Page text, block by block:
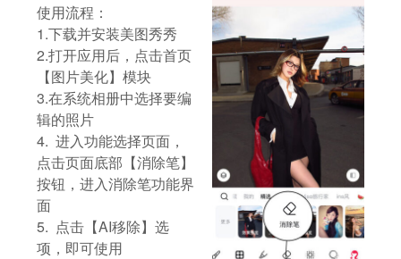
使用流程：
1.下载并安装美图秀秀
2.打开应用后，点击首页
【图片美化】模块
3.在系统相册中选择要编
辑的照片
4. 进入功能选择页面，
点击页面底部【消除笔】
按钮，进入消除笔功能界
面
5. 点击【AI移除】选
项，即可使用